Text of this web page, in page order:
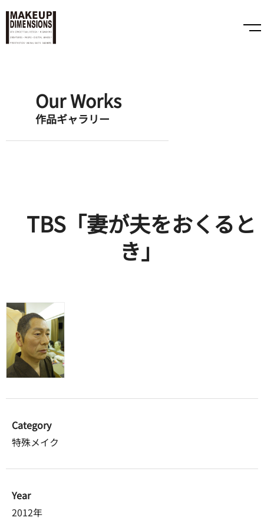
Our Works
作品ギャラリー
TBS「妻が夫をおくると
き」
Category
特殊メイク
Year
2012年